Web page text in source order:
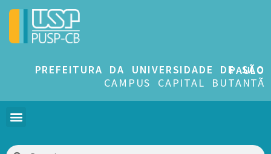
PREFEITURA DA UNIVERSIDADE DE SÃO PAULO
CAMPUS CAPITAL BUTANTÃ